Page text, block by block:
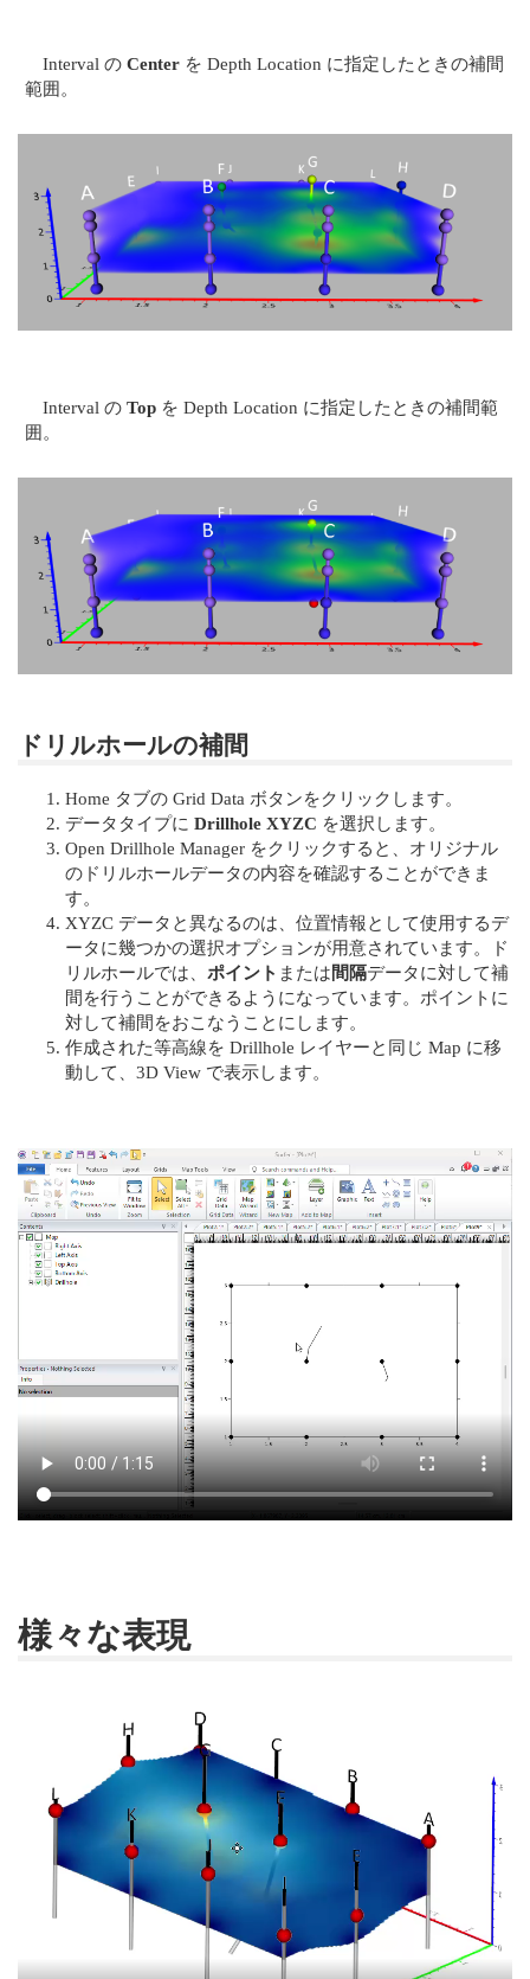
Interval のCenter を Depth Location に指定したときの補間
範囲。
Interval のTop を Depth Location に指定したときの補間範
囲。
ドリルホールの補間
Home タブの Grid Data ボタンをクリックします。
データタイプに Drillhole XYZC を選択します。
Open Drillhole Manager をクリックすると、オリジナル
のドリルホールデータの内容を確認することができま
す。
XYZC データと異なるのは、位置情報として使用するデ
ータに幾つかの選択オプションが用意されています。ド
リルホールでは、 ポイント または間隔データに対して補
間を行うことができるようになっています。ポイントに
対して補間をおこなうことにします。
作成された等高線を Drillhole レイヤーと同じ Map に移
動して、3D View で表示します。
様々な表現